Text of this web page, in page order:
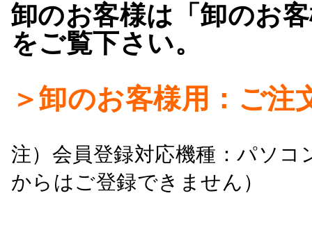
卸のお客様は「卸のお
をご覧下さい。
＞卸のお客様用：ご注
注）会員登録対応機種：パソ
からはご登録できません）